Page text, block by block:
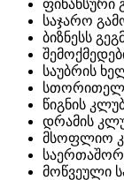
ფინანსური
საჯარო
ბიზნესს
საუბრის
წიგნის
დრამის
მსოფლიო
მოწვეული